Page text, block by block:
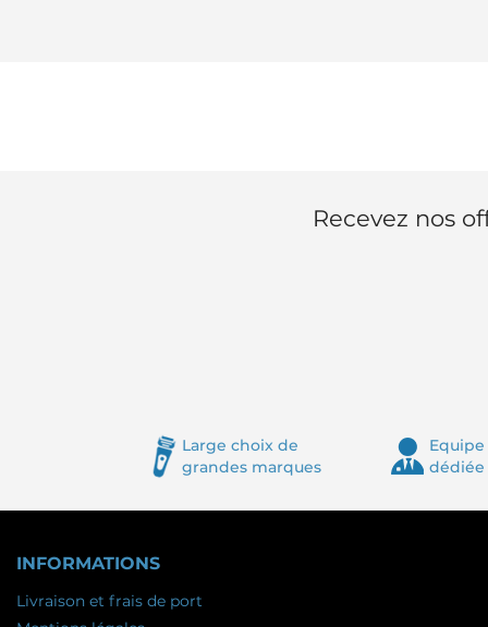
Recevez nos
Large choix de
grandes marques
Equipe
dédiée
INFORMATIONS
Livraison et frais de port